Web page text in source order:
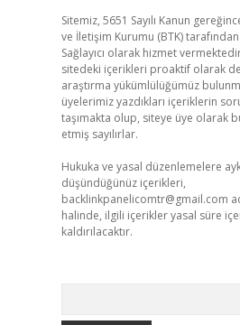
Sitemiz, 5651 Sayılı Kanun
ve İletişim Kurumu (BTK)
Sağlayıcı olarak hizmet
sitedeki içerikleri proaktif olarak
araştırma yükümlülüğümüz
üyelerimiz yazdıkları içeriklerin
taşımakta olup, siteye üye olarak
etmiş sayılırlar.
Hukuka ve yasal düzenlemelere
düşündüğünüz içerikleri,
backlinkpanelicomtr@gmail.com
halinde, ilgili içerikler yasal süre
kaldırılacaktır.